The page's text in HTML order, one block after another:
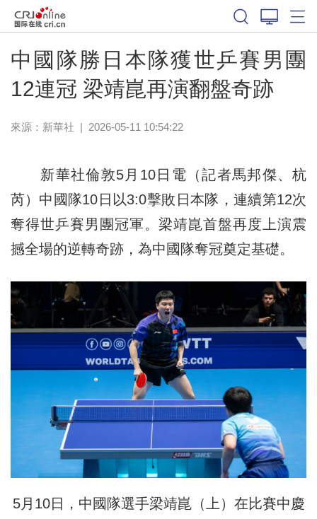
中國隊勝日本隊獲世乒賽男團
12連冠 梁靖崑再演翻盤奇跡
來源：新華社 | 2026-05-11 10:54:22
新華社倫敦5月10日電（記者馬邦傑、杭
芮）中國隊10日以3:0擊敗日本隊，連續第12次
奪得世乒賽男團冠軍。梁靖崑首盤再度上演震
撼全場的逆轉奇跡，為中國隊奪冠奠定基礎。
5月10日，中國隊選手梁靖崑（上）在比賽中慶